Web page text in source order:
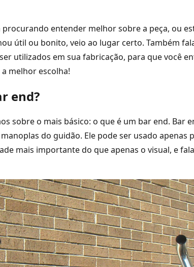
procurando entender melhor sobre a peça, ou
útil ou bonito, veio ao lugar certo. Também
utilizados em sua fabricação, para que você
melhor escolha!
end?
sobre o mais básico: o que é um bar end. Bar
manoplas do guidão. Ele pode ser usado apenas
mais importante do que apenas o visual, e